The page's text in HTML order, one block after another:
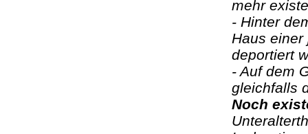
mehr
- Hinter
Haus
deportiert
- Auf dem
gleichfalls
Noch